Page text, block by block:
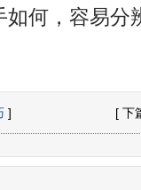
何，容易分
] [ 下